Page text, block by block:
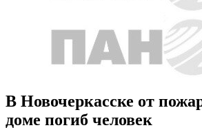
В Новочеркасске от
доме погиб человек